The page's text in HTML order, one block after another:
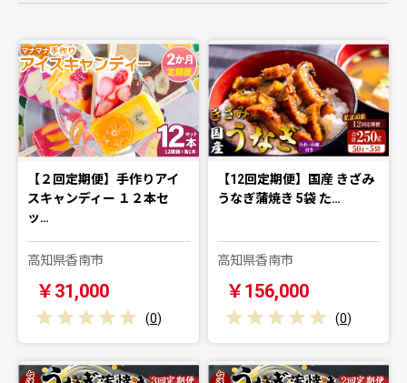
【２回定期便】手作りアイ
スキャンディー １２本セ
ッ…
高知県香南市
￥31,000
(0)
【12回定期便】国産 きざみ
うなぎ蒲焼き 5袋 た…
高知県香南市
￥156,000
(0)